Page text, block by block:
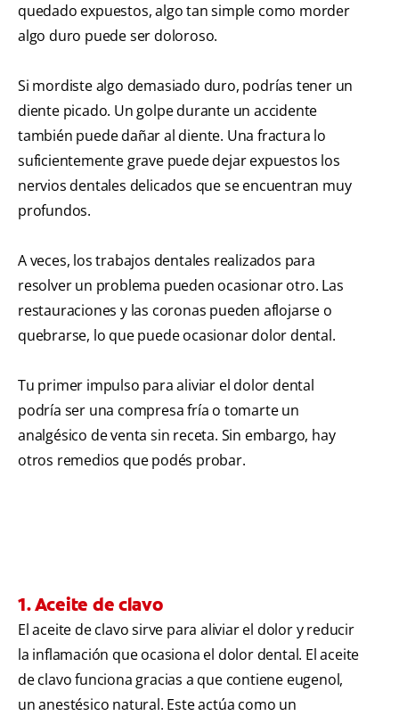
quedado expuestos, algo tan simple como morder
algo duro puede ser doloroso.
Si mordiste algo demasiado duro, podrías tener un
diente picado. Un golpe durante un accidente
también puede dañar al diente. Una fractura lo
suficientemente grave puede dejar expuestos los
nervios dentales delicados que se encuentran muy
profundos.
A veces, los trabajos dentales realizados para
resolver un problema pueden ocasionar otro. Las
restauraciones y las coronas pueden aflojarse o
quebrarse, lo que puede ocasionar dolor dental.
Tu primer impulso para aliviar el dolor dental
podría ser una compresa fría o tomarte un
analgésico de venta sin receta. Sin embargo, hay
otros remedios que podés probar.
1. Aceite de clavo
El aceite de clavo sirve para aliviar el dolor y reducir
la inflamación que ocasiona el dolor dental. El aceite
de clavo funciona gracias a que contiene eugenol,
un anestésico natural. Este actúa como un